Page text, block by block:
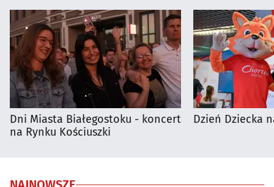
Dni Miasta Białegostoku - koncert
na Rynku Kościuszki
Dzień Dziecka